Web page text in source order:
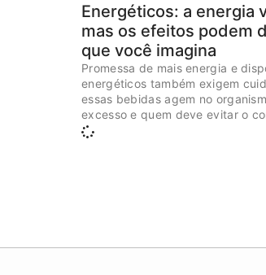
Energéticos: a energia
mas os efeitos podem
que você imagina
Promessa de mais energia e
energéticos também exigem
essas bebidas agem no
excesso e quem deve evitar o